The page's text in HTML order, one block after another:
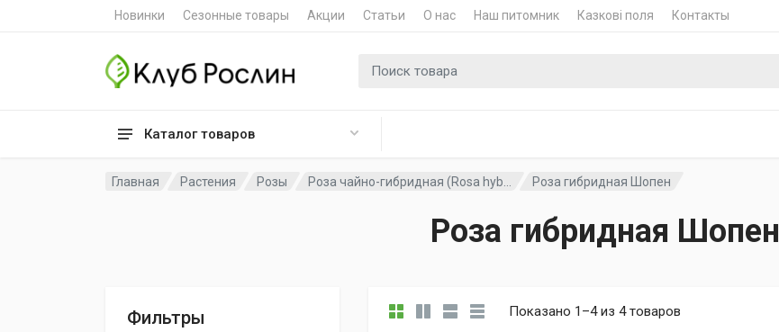
Новинки Сезонные товары Акции Статьи О нас Наш питомник Казкові поля Контакты
Каталог товаров
Поиск для
Главная Растения Розы Роза чайно-гибридная (Rosa hyb... Роза гибридная Шопен
Роза гибридная Шопен
Фильтры Показано 1–4 из 4 товаров